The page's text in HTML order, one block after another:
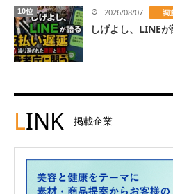
10位 2026/08/07 調
しげよし、LINE
LINK 掲載企業